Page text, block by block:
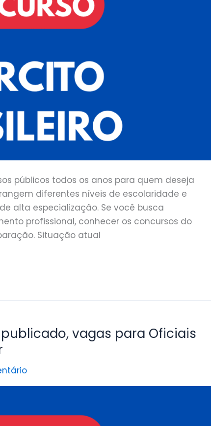
públicos todos os anos para quem deseja
diferentes níveis de escolaridade e
alta especialização. Se você busca
profissional, conhecer os concursos do
Situação atual
publicado, vagas para Oficiais